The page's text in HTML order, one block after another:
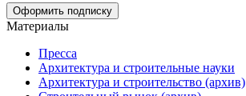
Материалы
Пресса
Архитектура и строительные науки
Архитектура и строительство (архив)